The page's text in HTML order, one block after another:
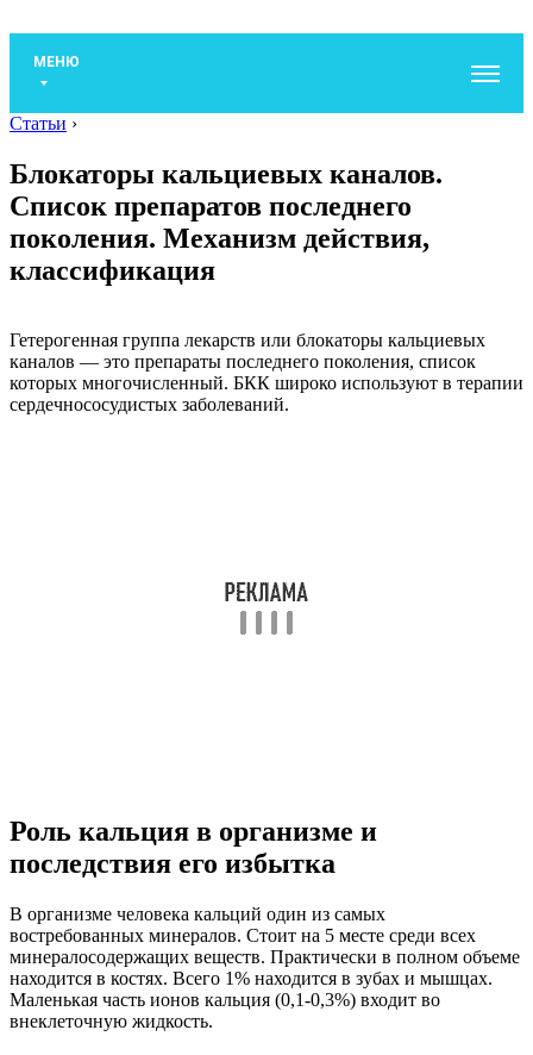
МЕНЮ
Статьи ›
Блокаторы кальциевых каналов.
Список препаратов последнего
поколения. Механизм действия,
классификация
Гетерогенная группа лекарств или блокаторы кальциевых
каналов — это препараты последнего поколения, список
которых многочисленный. БКК широко используют в терапии
сердечнососудистых заболеваний.
Роль кальция в организме и
последствия его избытка
В организме человека кальций один из самых
востребованных минералов. Стоит на 5 месте среди всех
минералосодержащих веществ. Практически в полном объеме
находится в костях. Всего 1% находится в зубах и мышцах.
Маленькая часть ионов кальция (0,1-0,3%) входит во
внеклеточную жидкость.